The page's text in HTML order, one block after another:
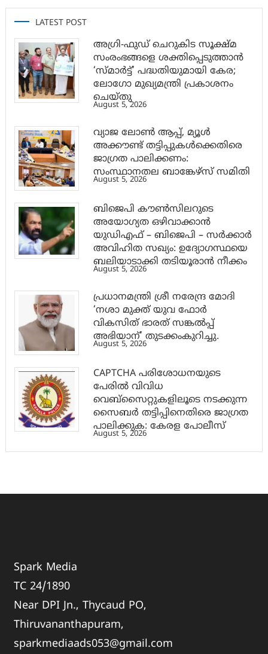
LATEST POST
അഗ്രി-ഫുഡ് ചെറുകിട സൂക്ഷ്മ
സംരംഭങ്ങളെ ശക്തിപ്പെടുത്താന്‍
‘സ്മാര്‍ട്ട്’ പദ്ധതിയുമായി കേര;
ലോഗോ മുഖ്യമന്ത്രി പ്രകാശനം
ചെയ്തു
August 5, 2026
വ്യാജ ലോൺ ആപ്പ്, മ്യൂൾ
അക്കൗണ്ട് തട്ടിപ്പുകൾക്കെതിരെ
ജാ​ഗ്രത പാലിക്കണം:
സംസ്ഥാനതല ബാങ്കേഴ്സ് സമിതി
August 5, 2026
ബിജെപി കൗൺസിലറുടെ
അയോഗ്യത ഒഴിവാക്കാൻ
യുഡിഎഫ് – ബിജെപി – സർക്കാർ
അവിഹിത സഖ്യം: ഉദ്യോഗസ്ഥയെ
ബലിയാടാക്കി തടിയൂരാൻ നീക്കം
August 5, 2026
പ്രധാനമന്ത്രി ശ്രീ നരേന്ദ്ര മോദി
‘നശാ മുക്ത് യുവ ഫോർ
വികസിത് ഭാരത് സങ്കൽപ്പ്
അഭിയാന്’ തുടക്കംകുറിച്ചു.
August 5, 2026
CAPTCHA പരിശോധനയുടെ
പേരില്‍ വിവിധ
വെബ്സൈറ്റുകളിലൂടെ നടക്കുന്ന
സൈബര്‍ തട്ടിപ്പിനെതിരെ ജാഗ്രത
പാലിക്കുക: കേരള പോലീസ്
August 5, 2026
Spark Media
TC 24/1890
Near DPI Jn., Thycaud PO,
Thiruvananthapuram,
sparkmediaads053@gmail.com